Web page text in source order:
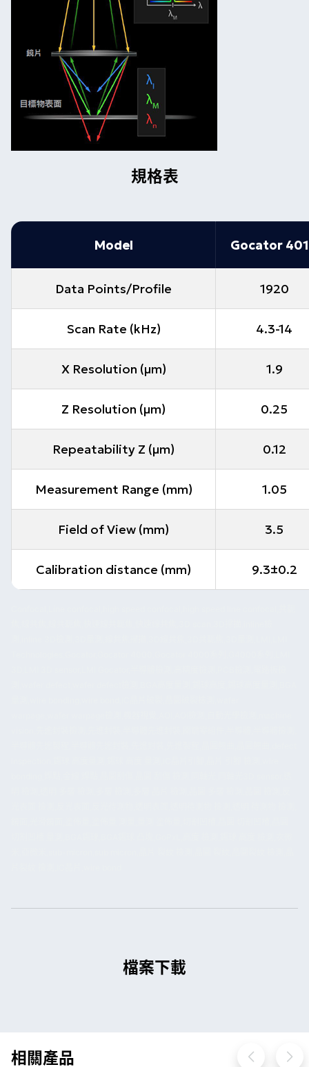
規格表
Model Gocator
Data Points/Profile 1920
Scan Rate (kHz) 4.3-14
X Resolution (μm) 1.9
Z Resolution (μm) 0.25
Repeatability Z (μm) 0.12
Measurement Range (mm) 1.05
Field of View (mm) 3.5
Calibration distance (mm) 9.3±0.2
檔案下載
相關產品